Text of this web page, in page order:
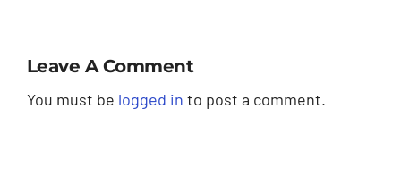
Leave A Comment
You must be logged in to post a comment.